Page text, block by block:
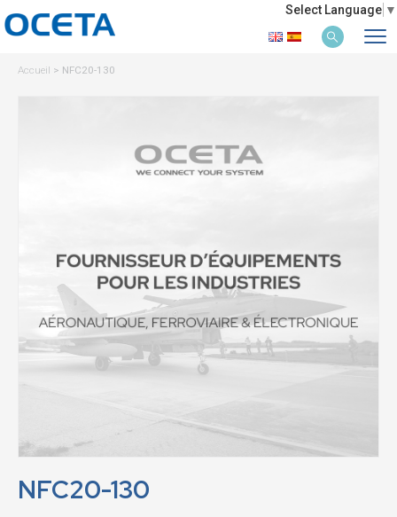
Select Language ▼
Accueil > NFC20-130
NFC20-130